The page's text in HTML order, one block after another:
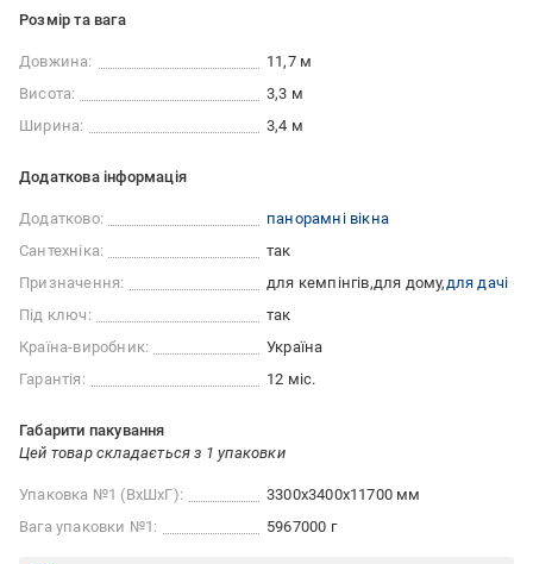
Розмір та вага
Довжина:
11,7 м
Висота:
3,3 м
Ширина:
3,4 м
Додаткова інформація
Додатково:
панорамні вікна
Сантехніка:
так
Призначення:
для кемпінгів для дому для дачі
Під ключ:
так
Країна-виробник:
Україна
Гарантія:
12 міс.
Габарити пакування
Цей товар складається з 1 упаковки
Упаковка №1 (ВхШхГ):
3300x3400x11700 мм
Вага упаковки №1:
5967000 г